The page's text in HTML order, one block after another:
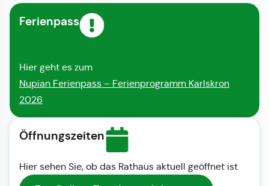
Ferienpass
Hier geht es zum
Nupian Ferienpass – Ferienprogramm Karlskron
2026
Öffnungszeiten
Hier sehen Sie, ob das Rathaus aktuell geöffnet ist